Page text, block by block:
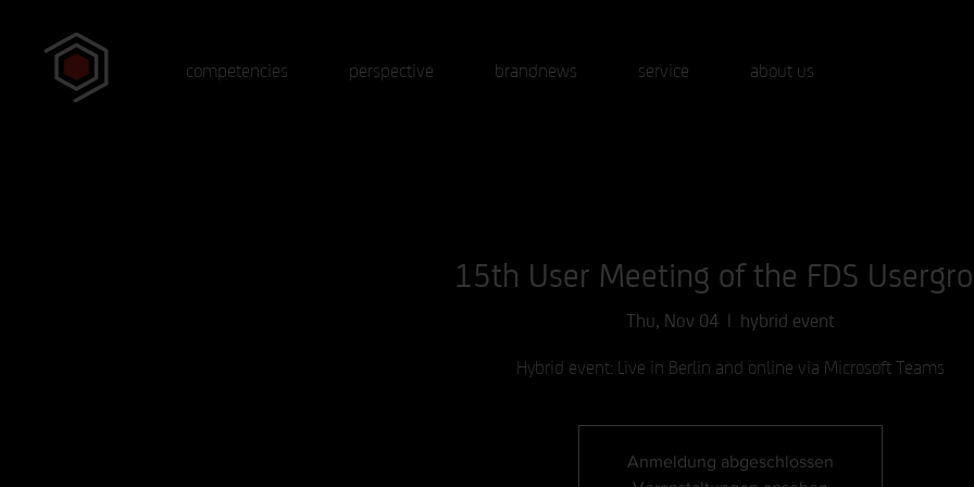
competencies perspective brandnews service about us
15th User Meeting of the FDS
Thu, Nov 04
  |
hybrid event
Hybrid event: Live in Berlin and online via Microsoft Teams
Anmeldung abgeschlossen